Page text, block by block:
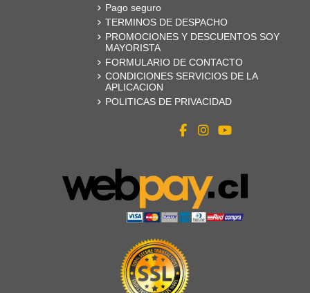
Pago seguro
TERMINOS DE DESPACHO
PROMOCIONES Y DESCUENTOS SOY
MAYORISTA
FORMULARIO DE CONTACTO
CONDICIONES SERVICIOS DE LA
APLICACION
POLITICAS DE PRIVACIDAD